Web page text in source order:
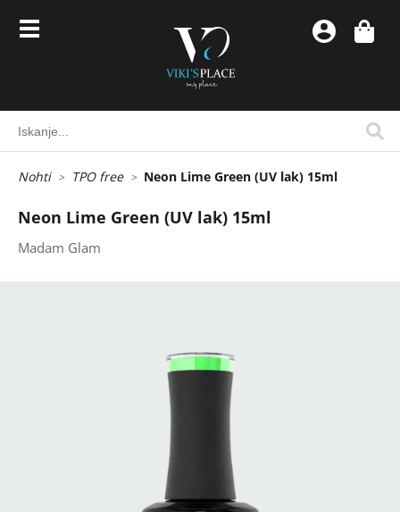
Nohti TPO free Neon Lime Green (UV lak) 15ml
Neon Lime Green (UV lak) 15ml
Madam Glam